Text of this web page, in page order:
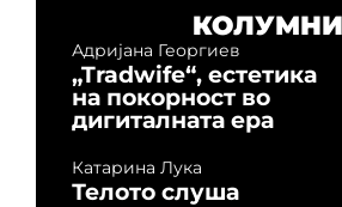
КОЛУМНИ
Адријана Георгиев
„Tradwife“, естетика
на покорност во
дигиталната ера
Катарина Лука
Телото слуша